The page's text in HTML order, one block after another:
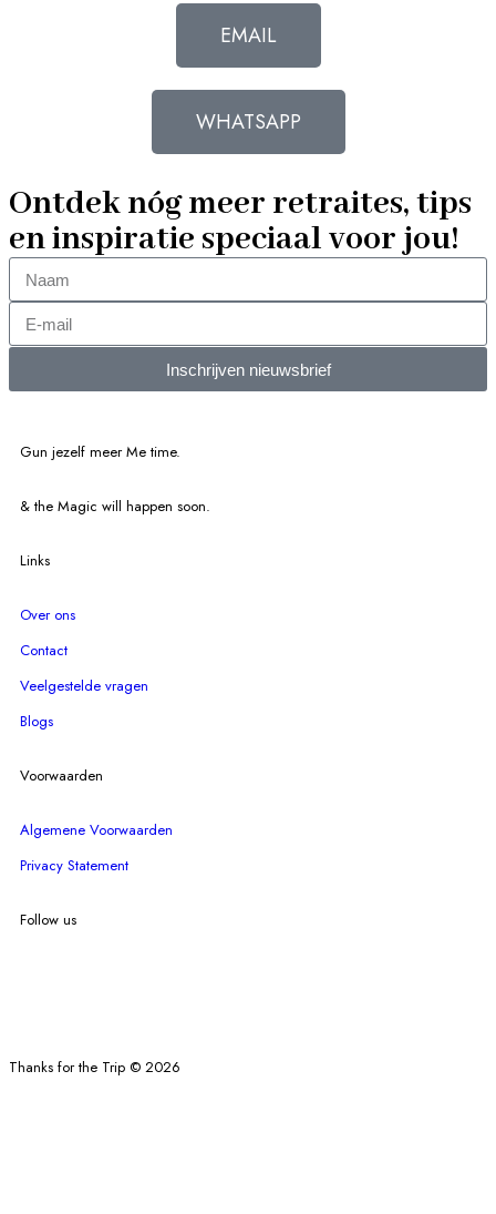
EMAIL
WHATSAPP
Ontdek nóg meer retraites, tips
en inspiratie speciaal voor jou!
Inschrijven nieuwsbrief
Gun jezelf meer Me time.​
& the Magic will happen soon.
Links
Over ons
Contact
Veelgestelde vragen
Blogs
Voorwaarden
Algemene Voorwaarden
Privacy Statement
Follow us
Thanks for the Trip © 2026